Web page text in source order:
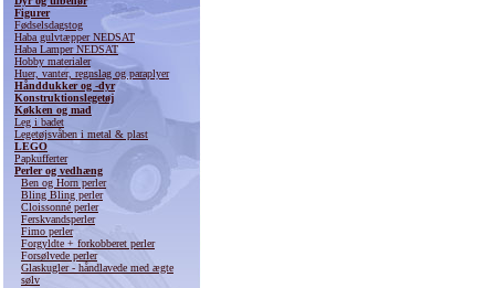
Figurer
Fødselsdagstog
Haba gulvtæpper NEDSAT
Haba Lamper NEDSAT
Hobby materialer
Huer, vanter, regnslag og paraplyer
Hånddukker og -dyr
Konstruktionslegetøj
Køkken og mad
Leg i badet
Legetøjsvåben i metal & plast
LEGO
Papkufferter
Perler og vedhæng
Ben og Horn perler
Bling Bling perler
Cloissonné perler
Ferskvandsperler
Fimo perler
Forgyldte + forkobberet perler
Forsølvede perler
Glaskugler - håndlavede med ægte
sølv